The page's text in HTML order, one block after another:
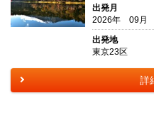
出発月
2026年 09月
出発地
東京23区
詳